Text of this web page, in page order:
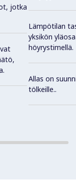
jotka
Lämpötilan
yksikön
höyrystimellä.
Allas on
tölkeille..